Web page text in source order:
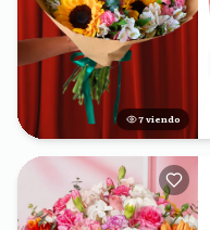
6 viendo